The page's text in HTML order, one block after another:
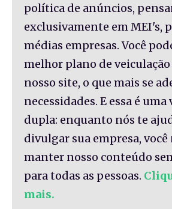
política de anúncios,
exclusivamente em MEI's,
médias empresas. Você
melhor plano de
nosso site, o que mais se
necessidades. E essa é uma
dupla: enquanto nós te
divulgar sua empresa, você
manter nosso conteúdo
para todas as pessoas.
mais.